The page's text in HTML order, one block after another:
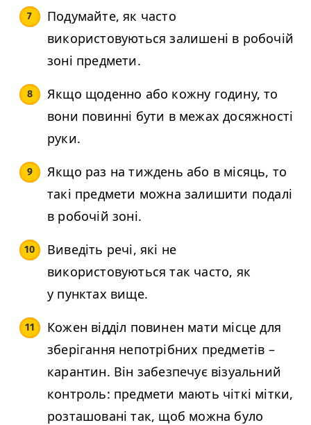
Подумайте, як часто
використовуються залишені в робочій
зоні предмети.
Якщо щоденно або кожну годину, то
вони повинні бути в межах досяжності
руки.
Якщо раз на тиждень або в місяць, то
такі предмети можна залишити подалі
в робочій зоні.
Виведіть речі, які не
використовуються так часто, як
у пунктах вище.
Кожен відділ повинен мати місце для
зберігання непотрібних предметів –
карантин. Він забезпечує візуальний
контроль: предмети мають чіткі мітки,
розташовані так, щоб можна було